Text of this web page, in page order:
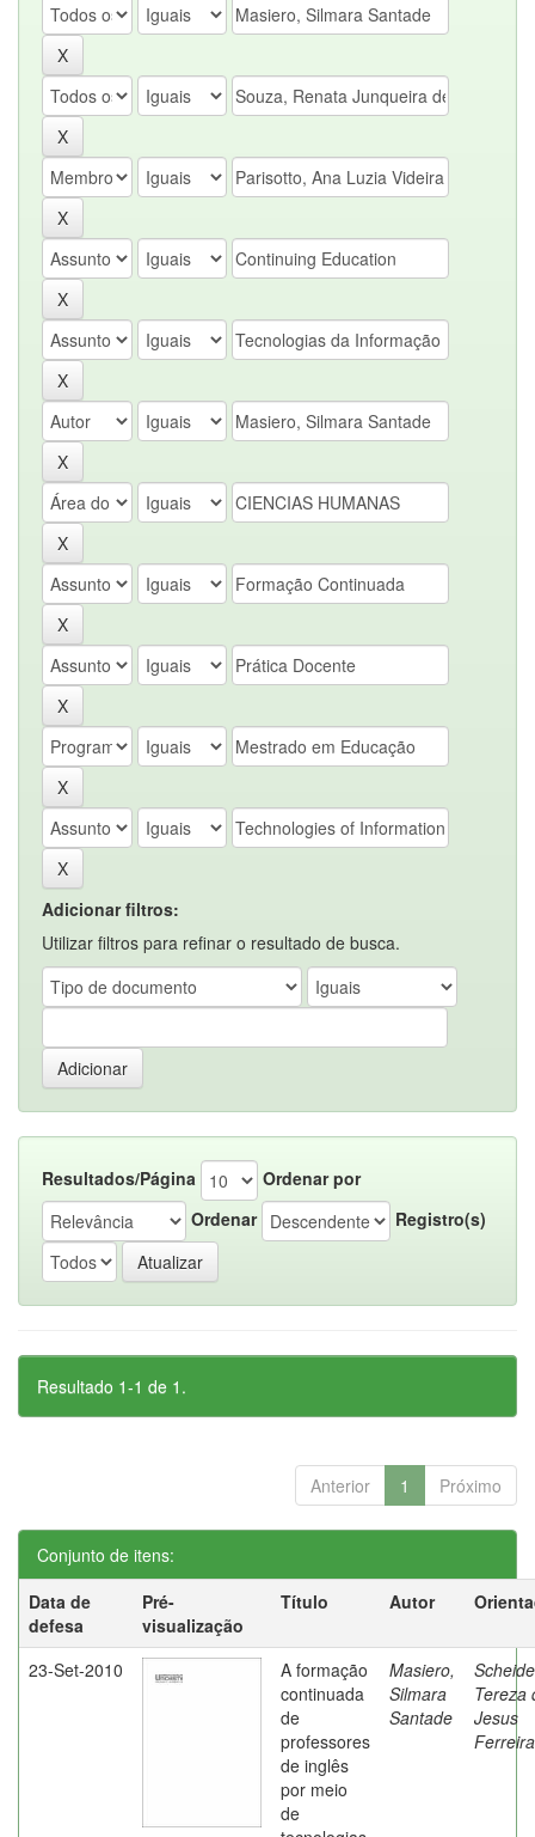
Adicionar filtros:
Utilizar filtros para refinar o resultado de busca.
Resultados/Página
Ordenar por
Ordenar
Registro(s)
Resultado 1-1 de 1.
Anterior 1 Próximo
Conjunto de itens:
Data de
defesa
Pré-
visualização
Título Autor
23-Set-2010
A formação
continuada
de
professores
de inglês
por meio
de
Masiero,
Silmara
Santade
Tereza
Jesus
Ferreira